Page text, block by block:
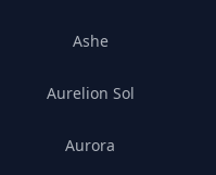
Ashe
Aurelion Sol
Aurora